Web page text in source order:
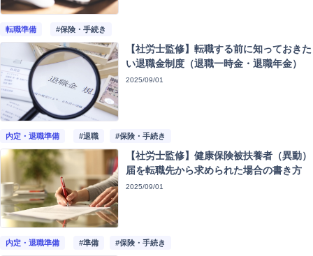
転職準備 #保険・手続き
【社労士監修】転職する前に知っておきた
い退職金制度（退職一時金・退職年金）
2025/09/01
内定・退職準備 #退職 #保険・手続き
【社労士監修】健康保険被扶養者（異動）
届を転職先から求められた場合の書き方
2025/09/01
内定・退職準備 #準備 #保険・手続き